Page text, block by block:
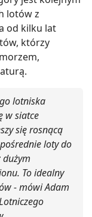
lotów z
od kilku lat
którzy
lotniska
w siatce
się rosnącą
loty do
dużym
To idealny
- mówi Adam